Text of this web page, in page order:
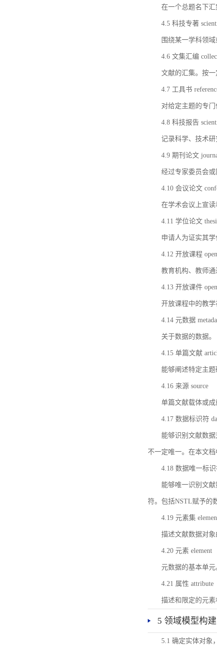
在一个总题名下
4.5 科技专著
围绕某一学科领
4.6 文集汇编
文献的汇集。按
4.7 工具书
对给定主题的专
4.8 科技报告
记录科学、技术
4.9 期刊论文
经过专家委员会
4.10 会议论文
在学术会议上宣
4.11 学位论文
申请人为证实其
4.12 开放课程
教育机构、教师
4.13 开放课件
开放课程中的教
4.14 元数据
关于数据的数据。
4.15 单篇文献
能够阐述特定主
4.16 来源 source
单篇文献载体或
4.17 数据标识符
能够识别文献数
不一定唯一。在本文
4.18 数据唯一标
能够唯一识别文
符。包括NSTL赋予的
4.19 元素集
描述文献数据对
4.20 元素 element
元数据的基本单元
4.21 属性 attribute
描述和限定的元
5 领域模型构建
5.1 确定实体对象